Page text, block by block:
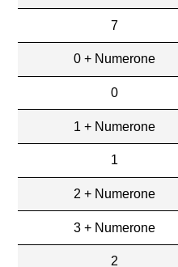
7
0 + Numerone
0
1 + Numerone
1
2 + Numerone
3 + Numerone
2